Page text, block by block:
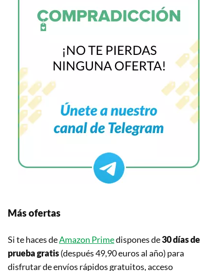
Más ofertas
Si te haces deAmazon Primedispones de30 días de
prueba gratis(después 49,90 euros al año) para
disfrutar de envíos rápidos gratuitos, acceso